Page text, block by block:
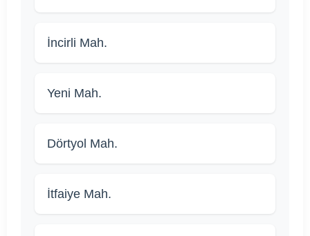
İncirli Mah.
Yeni Mah.
Dörtyol Mah.
İtfaiye Mah.